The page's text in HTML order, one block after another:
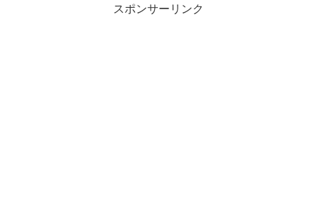
スポンサーリンク